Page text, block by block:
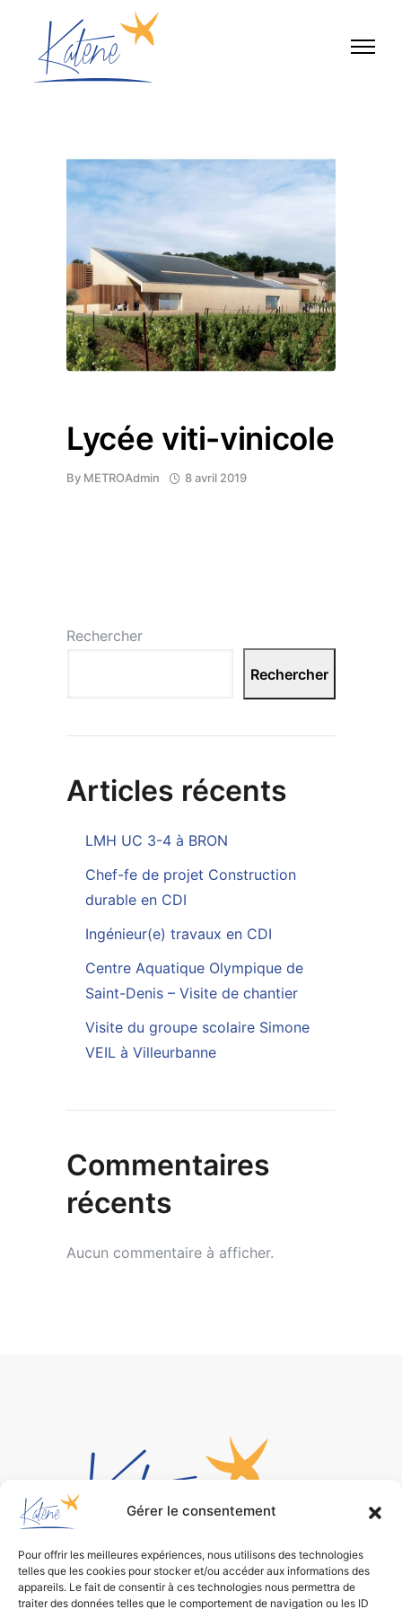
Gérer le consentement
Pour offrir les meilleures expériences, nous utilisons des technologies
telles que les cookies pour stocker et/ou accéder aux informations des
appareils. Le fait de consentir à ces technologies nous permettra de
traiter des données telles que le comportement de navigation ou les ID
Lycée viti-vinicole
By METROAdmin 8 avril 2019
Rechercher
Rechercher
Articles récents
LMH UC 3-4 à BRON
Chef-fe de projet Construction
durable en CDI
Ingénieur(e) travaux en CDI
Centre Aquatique Olympique de
Saint-Denis – Visite de chantier
Visite du groupe scolaire Simone
VEIL à Villeurbanne
Commentaires
récents
Aucun commentaire à afficher.
Bureau d’études